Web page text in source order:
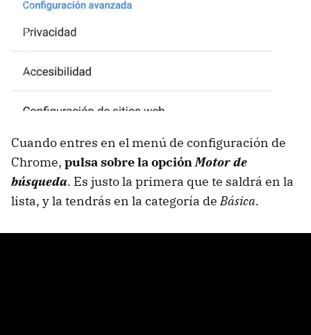
Cuando entres en el menú de configuración de
Chrome, pulsa sobre la opciónMotor de
búsqueda. Es justo la primera que te saldrá en la
lista, y la tendrás en la categoría deBásica.